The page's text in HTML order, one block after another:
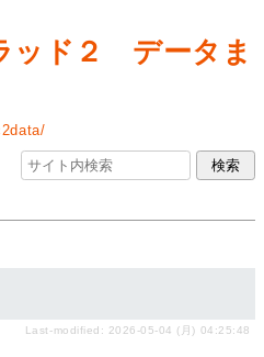
ッド２ データま
Last-modified: 2026-05-04 (月) 04:25:48